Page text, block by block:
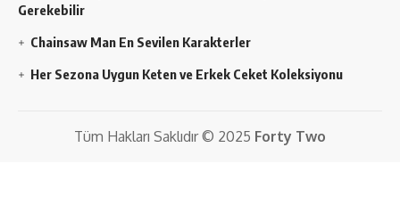
Gerekebilir
Chainsaw Man En Sevilen Karakterler
Her Sezona Uygun Keten ve Erkek Ceket Koleksiyonu
Tüm Hakları Saklıdır © 2025 Forty Two